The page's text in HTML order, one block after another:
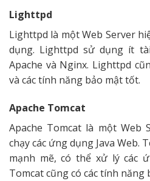
Lighttpd
Lighttpd là một Web Server
dụng. Lighttpd sử dụng ít
Apache và Nginx. Lighttpd
và các tính năng bảo mật tốt.
Apache Tomcat
Apache Tomcat là một Web
chạy các ứng dụng Java Web.
mạnh mẽ, có thể xử lý các
Tomcat cũng có các tính năng